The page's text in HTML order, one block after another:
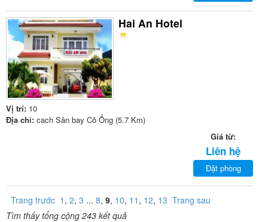
Hai An Hotel
Vị trí: 10
Địa chỉ: cach Sân bay Cỏ Ống (5.7 Km)
Giá từ:
Liên hệ
Đặt phòng
Trang trước 1 , 2, 3 ... 8, 9, 10, 11 , 12, 13 Trang sau
Tìm thấy tổng cộng 243 kết quả